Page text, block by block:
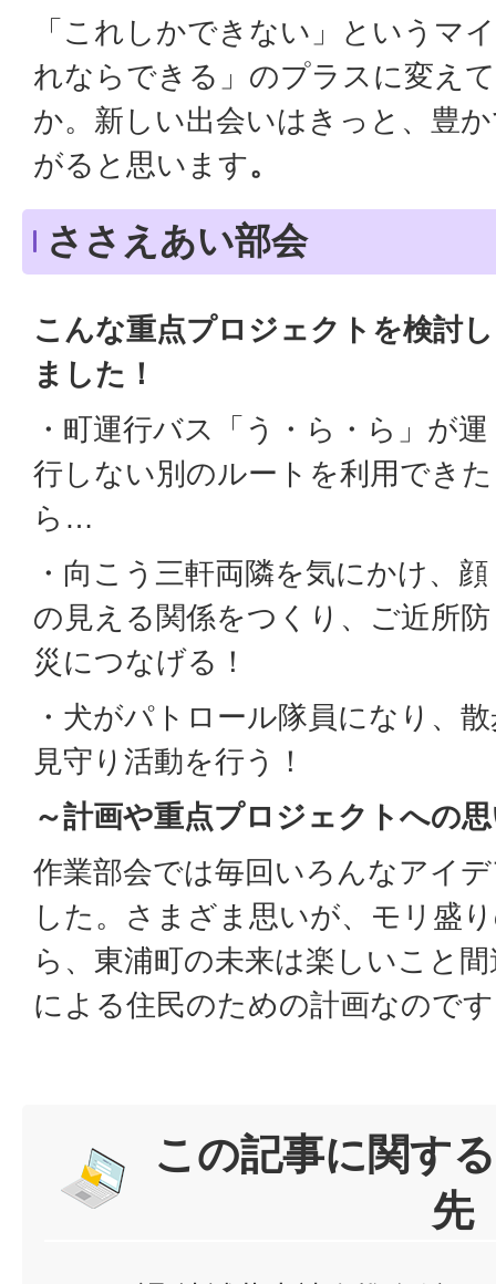
「これしかできない」というマ
れならできる」のプラスに変え
か。新しい出会いはきっと、豊
がると思います。
ささえあい部会
こんな重点プロジェクトを検討し
ました！
・町運行バス「う・ら・ら」が運
行しない別のルートを利用できた
ら…
・向こう三軒両隣を気にかけ、顔
の見える関係をつくり、ご近所防
災につなげる！
・犬がパトロール隊員になり、
見守り活動を行う！
～計画や重点プロジェクトへの
作業部会では毎回いろんなアイ
した。さまざま思いが、モリ盛
ら、東浦町の未来は楽しいこと
による住民のための計画なので
この記事に関す
先